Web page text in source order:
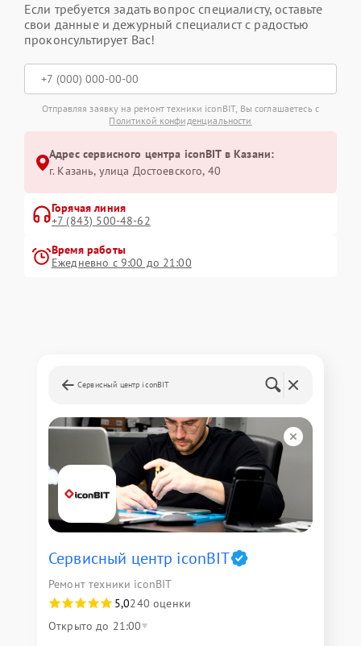
Если требуется задать вопрос специалисту, оставьте
свои данные и дежурный специалист с радостью
проконсультирует Вас!
Отправляя заявку на ремонт техники iconBIT, Вы соглашаетесь с
Политикой конфиденциальности
Адрес сервисного центра iconBIT в Казани:
г. Казань, улица Достоевского, 40
Горячая линия
+7 (843) 500-48-62
Время работы
Ежедневно с 9:00 до 21:00
Сервисный центр iconBIT
Сервисный центр iconBIT
Ремонт техники iconBIT
5,0240 оценки
Открыто до 21:00